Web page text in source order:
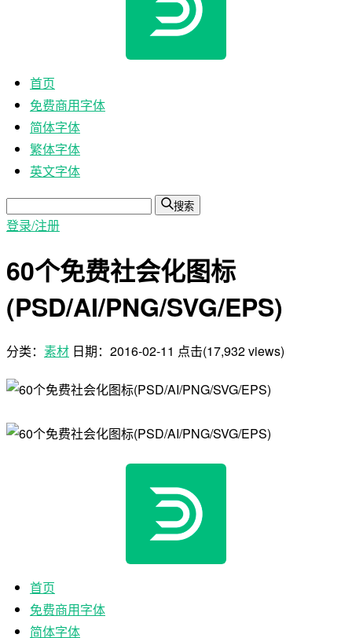
首页
免费商用字体
简体字体
繁体字体
英文字体
搜索
登录/注册
60个免费社会化图标
(PSD/AI/PNG/SVG/EPS)
分类： 素材 日期： 2016-02-11 点击(17,932 views)
首页
免费商用字体
简体字体